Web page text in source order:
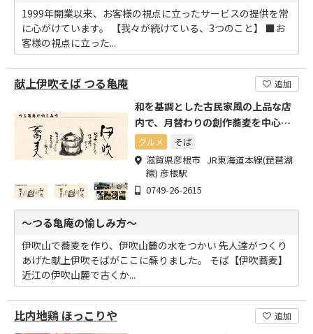
1999年開業以来、お客様の視点に立ったサービスの提供を常
に心がけています。 【我々が続けている、3つのこと】 ■お
客様の視点に立った...
献上伊吹そば つる亀庵 追加
和を基調とした古民家風の上品な店
内で、月替わりの創作蕎麦を中心に
多彩な蕎麦を提供しています
グルメ そば
滋賀県彦根市 JR東海道本線(琵琶湖
線) 彦根駅
0749-26-2615
～つる亀庵の愉しみ方～
伊吹山で蕎麦を作り、伊吹山麓の水をつかい 先人達がつくり
あげた献上伊吹そばがここに蘇りました。 そば【伊吹蕎麦】
近江の伊吹山麓で古くか...
比内地鶏 ほっこりや 追加